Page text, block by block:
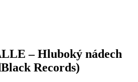
– Hluboký nádech
Records)